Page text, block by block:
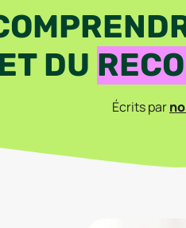
DU
Écrits par